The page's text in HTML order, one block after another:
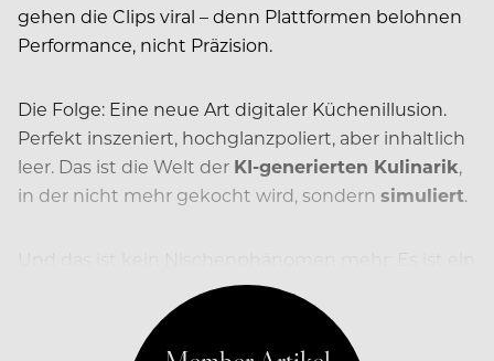
gehen die Clips viral – denn Plattformen belohnen
Performance, nicht Präzision.
Die Folge: Eine neue Art digitaler Küchenillusion.
Perfekt inszeniert, hochglanzpoliert, aber inhaltlich
leer. Das ist die Welt der KI-generierten Kulinarik,
in der nicht mehr gekocht wird, sondern simuliert.